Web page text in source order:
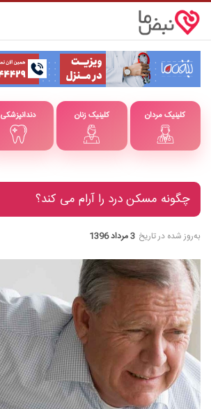
دندانپزشکی کلینیک زنان کلینیک مردان
چگونه مسکن درد را آرام می کند؟
به‌روز شده در تاریخ 3 مرداد 1396